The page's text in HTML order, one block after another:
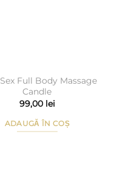
Full Body Massage
Candle
99,00 lei
ADAUGĂ ÎN COȘ